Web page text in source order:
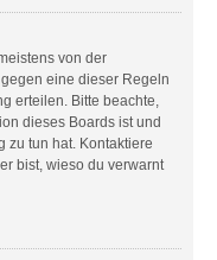
von der
eine dieser Regeln
erteilen. Bitte beachte,
dieses Boards ist und
zu tun hat. Kontaktiere
bist, wieso du verwarnt